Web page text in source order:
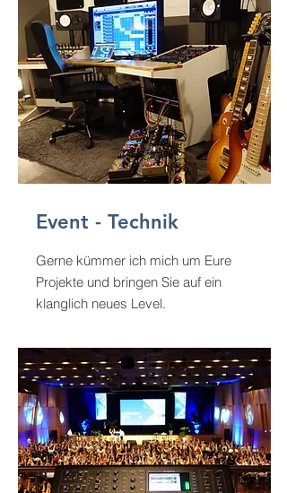
Event - Technik
Gerne kümmer ich mich um Eure
Projekte und bringen Sie auf ein
klanglich neues Level.